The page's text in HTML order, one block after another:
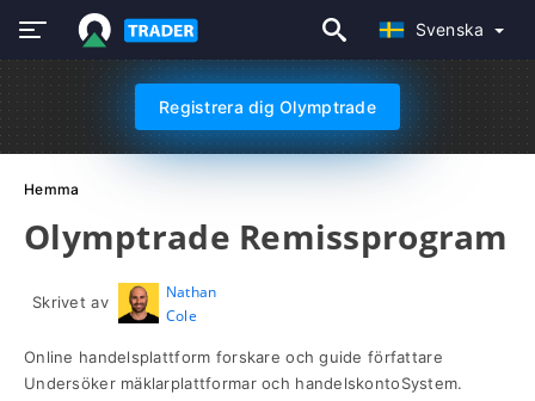
Svenska
Registrera dig Olymptrade
Hemma
Olymptrade Remissprogram
Skrivet av
Nathan
Cole
Online handelsplattform forskare och guide författare
Undersöker mäklarplattformar och handelskontoSystem.